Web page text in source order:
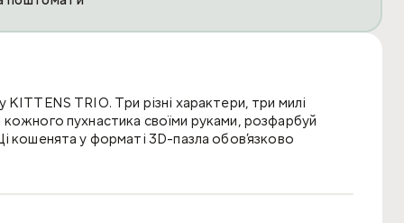
TRIO. Три різні характери, три милі
пухнастика своїми руками, розфарбуй
кошенята у форматі 3D-пазла обов’язково